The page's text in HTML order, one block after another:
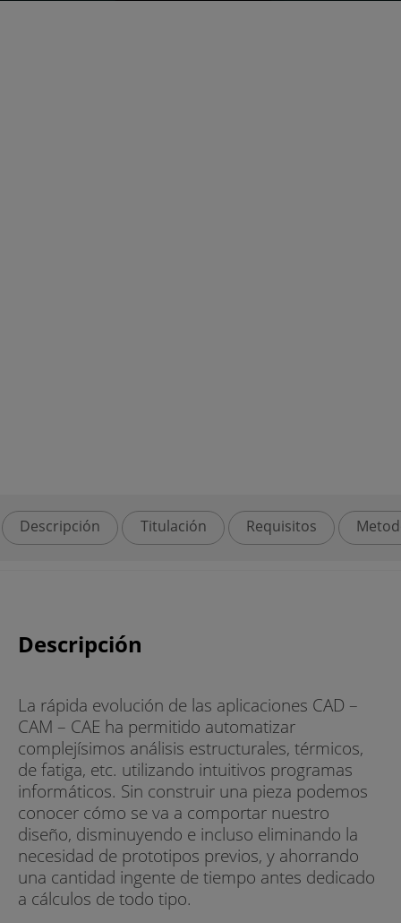
Descripción Titulación Requisitos
Descripción
La rápida evolución de las aplicaciones CAD –
CAM – CAE ha permitido automatizar
complejísimos análisis estructurales, térmicos,
de fatiga, etc. utilizando intuitivos programas
informáticos. Sin construir una pieza podemos
conocer cómo se va a comportar nuestro
diseño, disminuyendo e incluso eliminando la
necesidad de prototipos previos, y ahorrando
una cantidad ingente de tiempo antes dedicado
a cálculos de todo tipo.